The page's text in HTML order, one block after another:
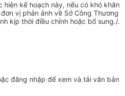
kế hoạch này, nếu có khó khăn
vị phản ảnh về Sở Công Thương
kịp thời điều chỉnh hoặc bổ sung./.
đăng nhập để xem và tải văn bản